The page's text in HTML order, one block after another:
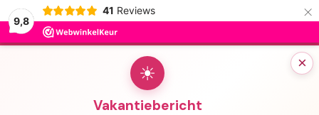
9,8
41 Reviews ×
×
☀
Vakantiebericht